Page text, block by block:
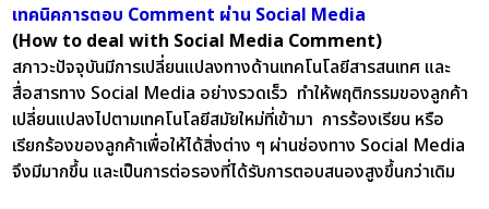
เทคนิคการตอบ Comment ผ่าน Social Media
(How to deal with Social Media Comment)
สภาวะปัจจุบันมีการเปลี่ยนแปลงทางด้านเทคโนโลยีสารสนเทศ และ
สื่อสารทาง Social Media อย่างรวดเร็ว ทำให้พฤติกรรมของลูกค้า
เปลี่ยนแปลงไปตามเทคโนโลยีสมัยใหม่ที่เข้ามา การร้องเรียน หรือ
เรียกร้องของลูกค้าเพื่อให้ได้สิ่งต่าง ๆ ผ่านช่องทาง Social Media
จึงมีมากขึ้น และเป็นการต่อรองที่ได้รับการตอบสนองสูงขึ้นกว่าเดิม